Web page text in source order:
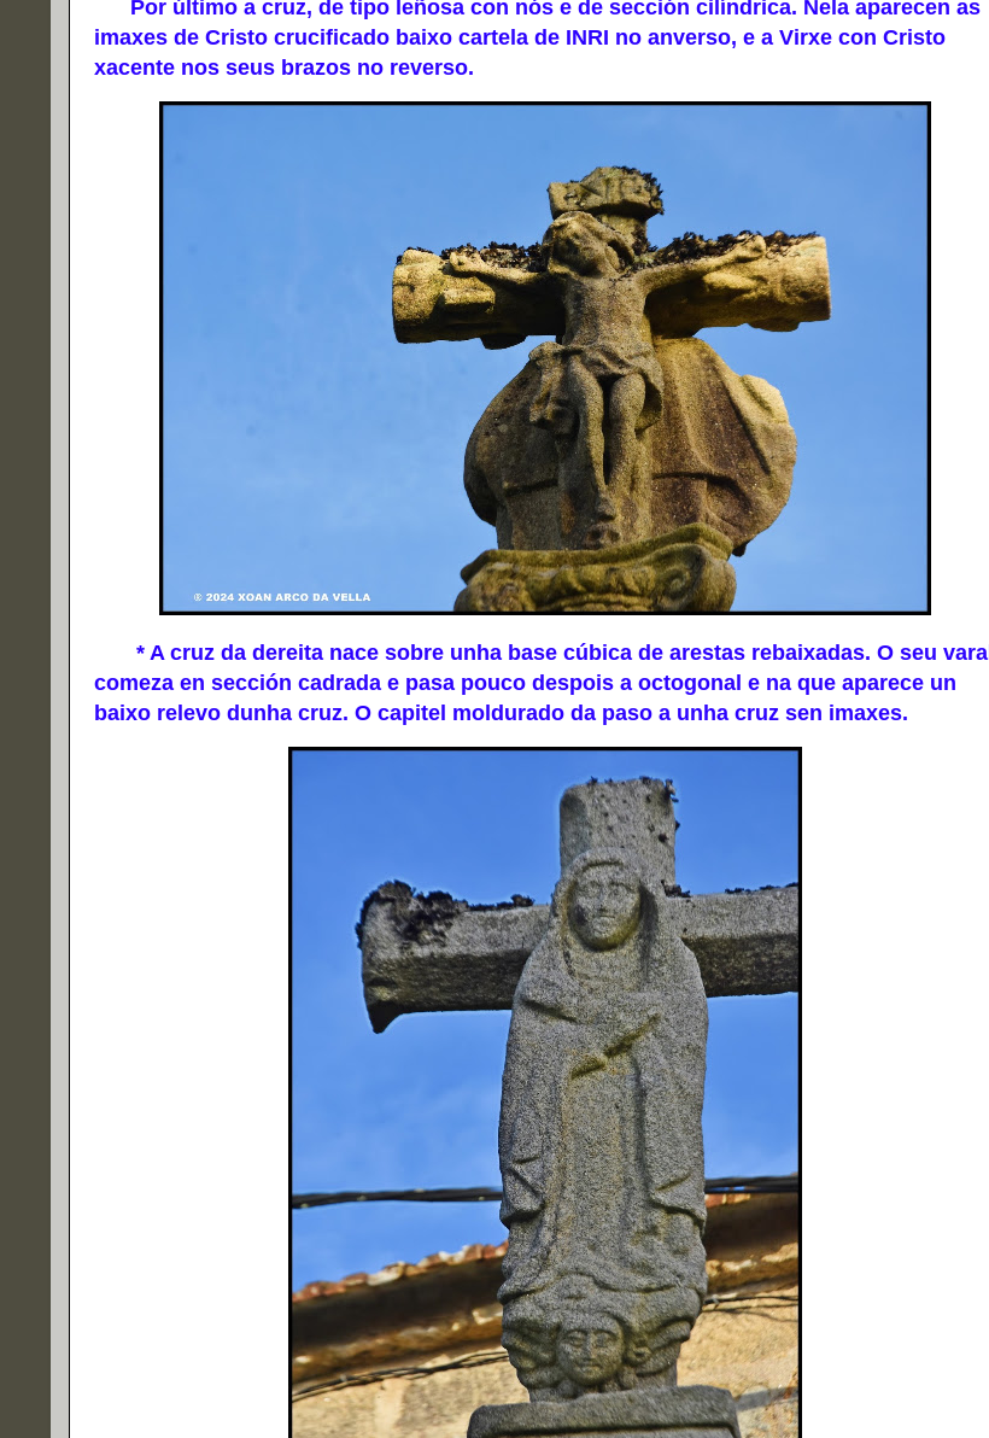
Por último a cruz, de tipo leñosa con nós e de sección cilíndrica. Nela aparecen as
imaxes de Cristo crucificado baixo cartela de INRI no anverso, e a Virxe con Cristo
xacente nos seus brazos no reverso.
* A cruz da dereita nace sobre unha base cúbica de arestas rebaixadas. O seu varal
comeza en sección cadrada e pasa pouco despois a octogonal e na que aparece un
baixo relevo dunha cruz. O capitel moldurado da paso a unha cruz sen imaxes.